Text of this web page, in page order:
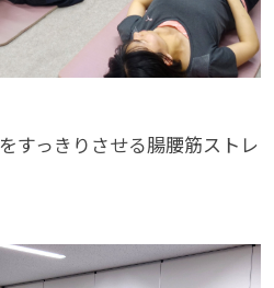
すっきりさせる腸腰筋ストレ